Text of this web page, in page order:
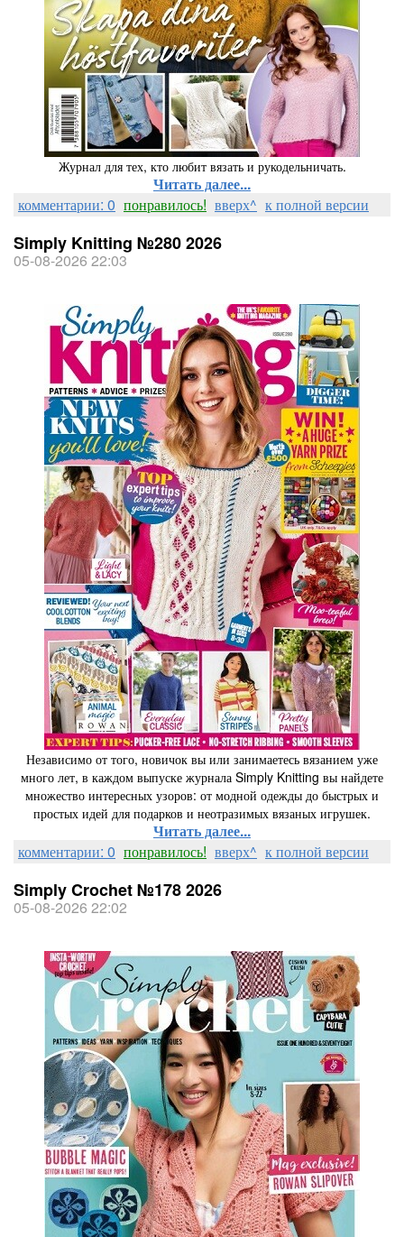
Журнал для тех, кто любит вязать и рукодельничать.
Читать далее...
комментарии: 0 понравилось! вверх^ к полной версии
Simply Knitting №280 2026
05-08-2026 22:03
Независимо от того, новичок вы или занимаетесь вязанием уже
много лет, в каждом выпуске журнала Simply Knitting вы найдете
множество интересных узоров: от модной одежды до быстрых и
простых идей для подарков и неотразимых вязаных игрушек.
Читать далее...
комментарии: 0 понравилось! вверх^ к полной версии
Simply Crochet №178 2026
05-08-2026 22:02